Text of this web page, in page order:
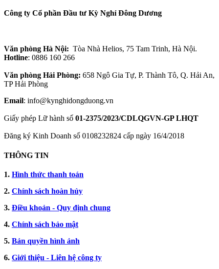
Công ty Cổ phần Đầu tư Kỳ Nghỉ Đông Dương
Văn phòng Hà Nội: Tòa Nhà Helios, 75 Tam Trinh, Hà Nội.
Hotline: 0886 160 266
Văn phòng Hải Phòng: 658 Ngô Gia Tự, P. Thành Tô, Q. Hải An,
TP Hải Phòng
Email: info@kynghidongduong.vn
Giấy phép Lữ hành số 01-2375/2023/CDLQGVN-GP LHQT
Đăng ký Kinh Doanh số 0108232824 cấp ngày 16/4/2018
THÔNG TIN
1. Hình thức thanh toán
2. Chính sách hoàn hủy
3. Điều khoản - Quy định chung
4. Chính sách bảo mật
5. Bản quyền hình ảnh
6. Giới thiệu - Liên hệ công ty